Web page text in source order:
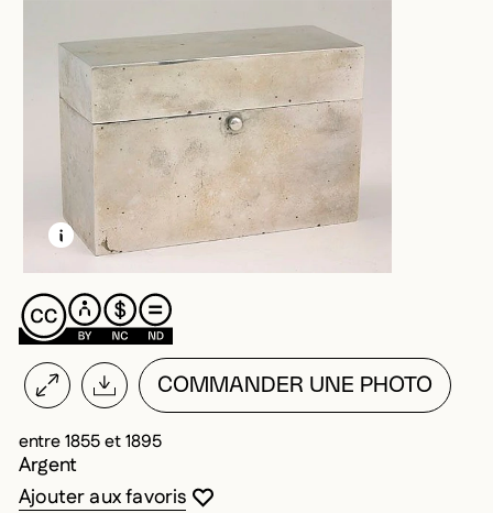
EN SAVOIR PLUS SUR CETTE IMAGE
OUVRIR LA MODALE
COMMANDER UNE PHOTO
entre 1855 et 1895
Argent
Vous devez être connecté pour ajouter
Fermer la modale
Ouvrir la modale
Ajouter aux favoris